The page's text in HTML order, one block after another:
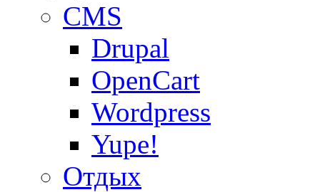
CMS
Drupal
OpenCart
Wordpress
Yupe!
Oтдых